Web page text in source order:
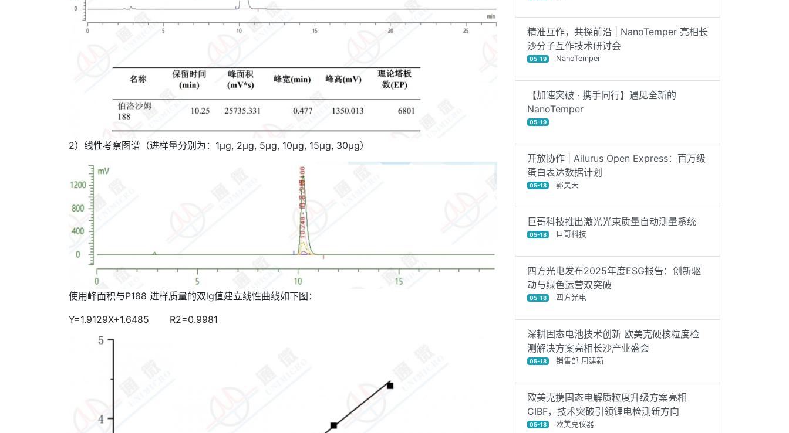
2）线性考察图谱（进样量分别为：1µg, 2µg, 5µg, 10µg, 15µg, 30µg）
使用峰面积与P188 进样质量的双lg值建立线性曲线如下图：
Y=1.9129X+1.6485 R2=0.9981
精准互作，共探前沿 | NanoTemper 亮相长
沙分子互作技术研讨会
05-19 NanoTemper
【加速突破 · 携手同行】遇见全新的
NanoTemper
05-19
开放协作 | Ailurus Open Express：百万级
蛋白表达数据计划
05-18 郭昊天
巨哥科技推出激光光束质量自动测量系统
05-18 巨哥科技
四方光电发布2025年度ESG报告：创新驱
动与绿色运营双突破
05-18 四方光电
深耕固态电池技术创新 欧美克硬核粒度检
测解决方案亮相长沙产业盛会
05-18 销售部 周建新
欧美克携固态电解质粒度升级方案亮相
CIBF，技术突破引领锂电检测新方向
05-18 欧美克仪器